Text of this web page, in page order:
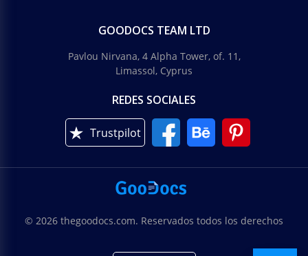
GOODOCS TEAM LTD
Pavlou Nirvana, 4 Alpha Tower, of. 11,
Limassol, Cyprus
REDES SOCIALES
Trustpilot
© 2026 thegoodocs.com. Reservados todos los derechos